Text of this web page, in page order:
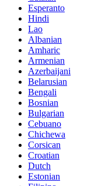
Esperanto
Hindi
Lao
Albanian
Amharic
Armenian
Azerbaijani
Belarusian
Bengali
Bosnian
Bulgarian
Cebuano
Chichewa
Corsican
Croatian
Dutch
Estonian